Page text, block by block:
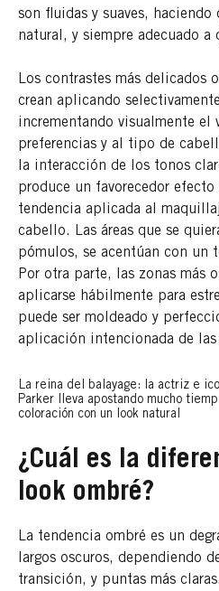
La reina del balayage: la actriz e
Parker lleva apostando mucho
coloración con un look natural
son fluidas y suaves, haciendo
natural, y siempre adecuado a
Los contrastes más delicados
crean aplicando
incrementando visualmente el
preferencias y al tipo de
la interacción de los tonos
produce un favorecedor
tendencia aplicada al
cabello. Las áreas que se
pómulos, se acentúan con un
Por otra parte, las zonas más
aplicarse hábilmente para
puede ser moldeado y
aplicación intencionada de las
¿Cuál es la
look ombré?
La tendencia ombré es un
largos oscuros, dependiendo
transición, y puntas más